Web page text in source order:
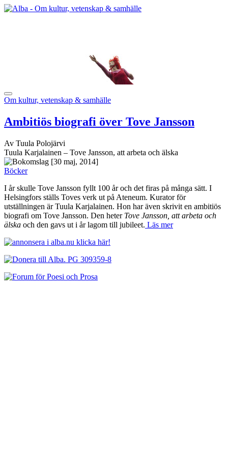
Om kultur, vetenskap & samhälle
Ambitiös biografi över Tove Jansson
Av Tuula Polojärvi
Tuula Karjalainen – Tove Jansson, att arbeta och älska
[30 maj, 2014]
Böcker
I år skulle Tove Jansson fyllt 100 år och det firas på många sätt. I
Helsingfors ställs Toves verk ut på Ateneum. Kurator för
utställningen är Tuula Karjalainen. Hon har även skrivit en ambitiös
biografi om Tove Jansson. Den heter Tove Jansson, att arbeta och
älska och den gavs ut i år lagom till jubileet. Läs mer